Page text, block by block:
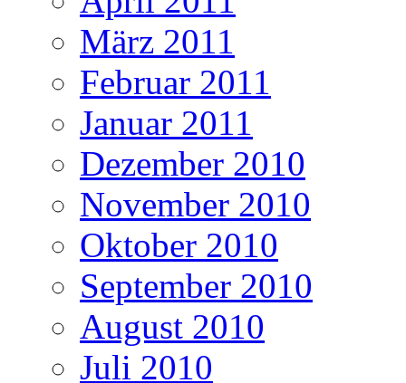
März 2011
Februar 2011
Januar 2011
Dezember 2010
November 2010
Oktober 2010
September 2010
August 2010
Juli 2010